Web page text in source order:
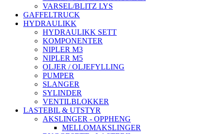
VARSEL/BLITZ LYS
GAFFELTRUCK
HYDRAULIKK
HYDRAULIKK SETT
KOMPONENTER
NIPLER M3
NIPLER M5
OLJER / OLJEFYLLING
PUMPER
SLANGER
SYLINDER
VENTILBLOKKER
LASTEBIL & UTSTYR
AKSLINGER - OPPHENG
MELLOMAKSLINGER